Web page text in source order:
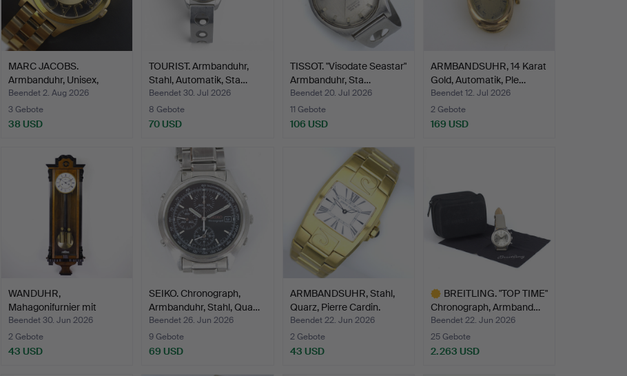
MARC JACOBS.
Armbanduhr, Unisex,
vergoldet…
Beendet 2. Aug 2026
3 Gebote
38 USD
TOURIST. Armbanduhr,
Stahl, Automatik, Sta…
Beendet 30. Jul 2026
8 Gebote
70 USD
TISSOT. "Visodate Seastar"
Armbanduhr, Sta…
Beendet 20. Jul 2026
11 Gebote
106 USD
ARMBANDSUHR, 14 Karat
Gold, Automatik, Ple…
Beendet 12. Jul 2026
2 Gebote
169 USD
WANDUHR,
Mahagonifurnier mit
geschwärzten …
Beendet 30. Jun 2026
2 Gebote
43 USD
SEIKO. Chronograph,
Armbanduhr, Stahl, Qua…
Beendet 26. Jun 2026
9 Gebote
69 USD
ARMBANDSUHR, Stahl,
Quarz, Pierre Cardin.
Beendet 22. Jun 2026
2 Gebote
43 USD
BREITLING. "TOP TIME"
Chronograph, Armband…
Beendet 22. Jun 2026
25 Gebote
2.263 USD